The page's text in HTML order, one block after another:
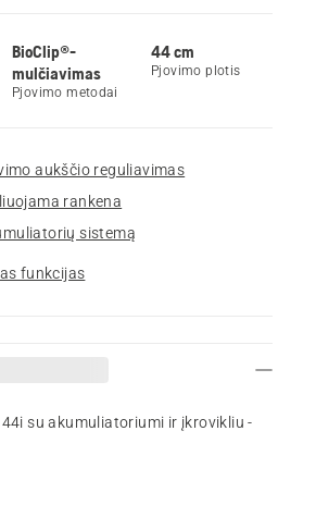
BioClip®-
mulčiavimas
Pjovimo metodai
44 cm
Pjovimo plotis
aukščio reguliavimas
rankena
sistemą
funkcijas
su akumuliatoriumi ir įkrovikliu -